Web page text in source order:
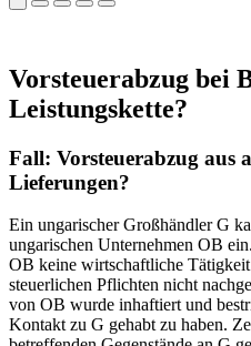
Vorsteuerabzug bei
Leistungskette?
Fall: Vorsteuerabzug aus
Lieferungen?
Ein ungarischer Großhändler G
ungarischen Unternehmen OB
OB keine wirtschaftliche Tätigkeit
steuerlichen Pflichten nicht
von OB wurde inhaftiert und
Kontakt zu G gehabt zu haben.